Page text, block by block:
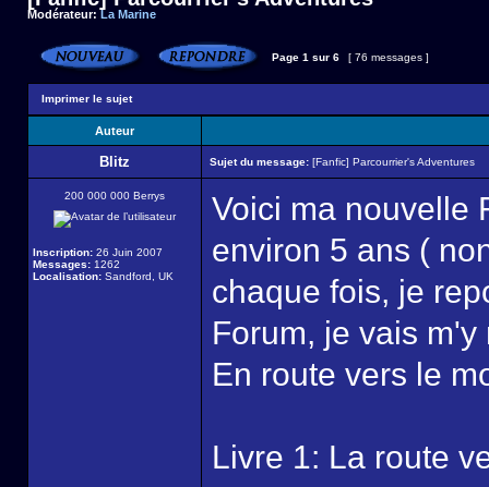
Modérateur:La Marine
Page 1 sur 6 [ 76 messages ]
Imprimer le sujet
Auteur
Blitz Sujet du message: [Fanfic] Parcourrier's Adventures
200 000 000 Berrys
Inscription: 26 Juin 2007
Messages: 1262
Localisation: Sandford, UK
Voici ma nouvelle
environ 5 ans (
chaque fois, je
Forum, je vais m'y
En route vers le
Livre 1: La route